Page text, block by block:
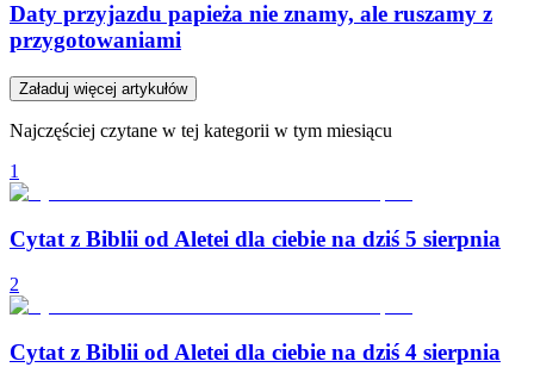
Daty przyjazdu papieża nie znamy, ale ruszamy z
przygotowaniami
Załaduj więcej artykułów
Najczęściej czytane w tej kategorii w tym miesiącu
1
Cytat z Biblii od Aletei dla ciebie na dziś 5 sierpnia
2
Cytat z Biblii od Aletei dla ciebie na dziś 4 sierpnia